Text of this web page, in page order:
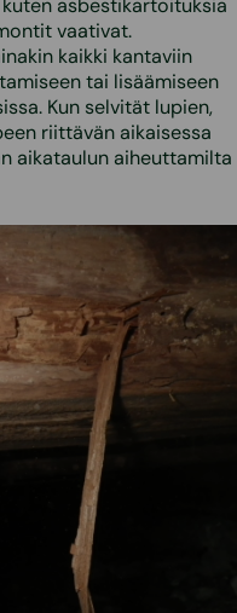
vaativat.
kaikki kantaviin
tai lisäämiseen
Kun selvität lupien,
riittävän aikaisessa
aikataulun aiheuttamilta